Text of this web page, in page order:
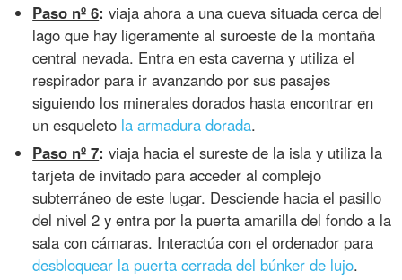
Paso nº 6: viaja ahora a una cueva situada cerca del
lago que hay ligeramente al suroeste de la montaña
central nevada. Entra en esta caverna y utiliza el
respirador para ir avanzando por sus pasajes
siguiendo los minerales dorados hasta encontrar en
un esqueleto la armadura dorada.
Paso nº 7: viaja hacia el sureste de la isla y utiliza la
tarjeta de invitado para acceder al complejo
subterráneo de este lugar. Desciende hacia el pasillo
del nivel 2 y entra por la puerta amarilla del fondo a la
sala con cámaras. Interactúa con el ordenador para
desbloquear la puerta cerrada del búnker de lujo.